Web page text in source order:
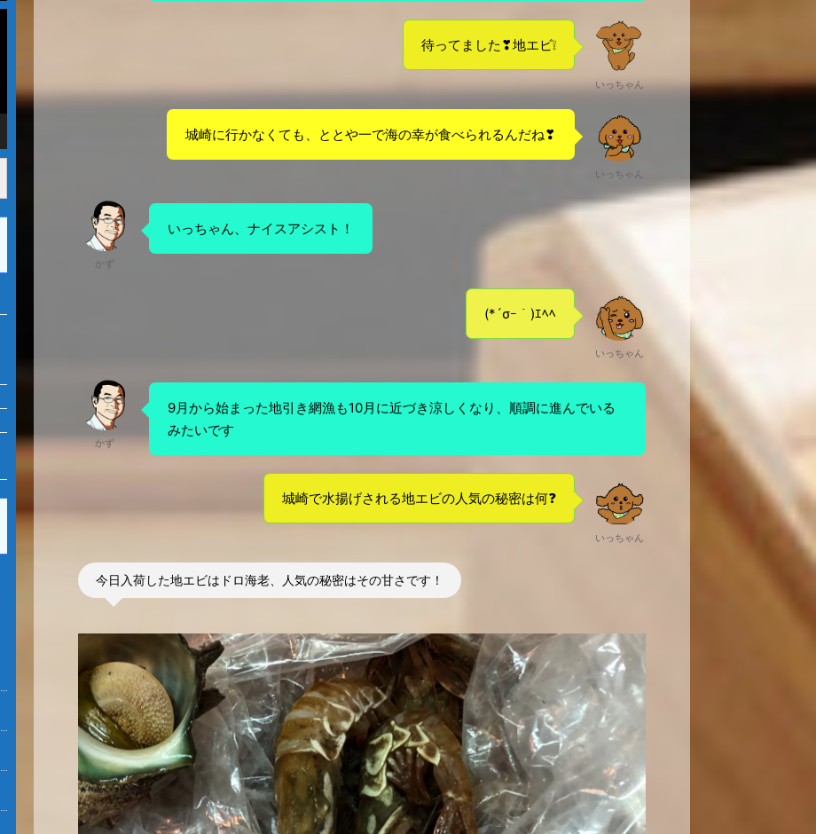
待ってました❣地エビ❕
いっちゃん
城崎に行かなくても、ととや一で海の幸が食べられるんだね❣
いっちゃん
かず
いっちゃん、ナイスアシスト！
(*´σｰ｀)ｴﾍﾍ
いっちゃん
かず
9月から始まった地引き網漁も10月に近づき涼しくなり、順調に進んでいる
みたいです
城崎で水揚げされる地エビの人気の秘密は何❓
いっちゃん
今日入荷した地エビはドロ海老、人気の秘密はその甘さです！